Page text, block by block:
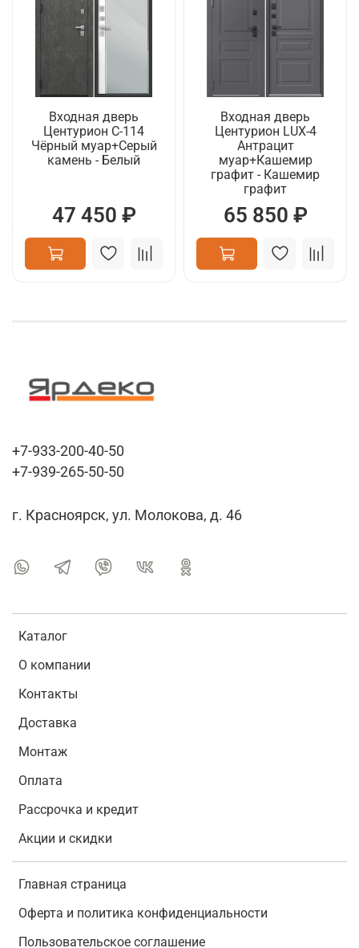
Входная дверь
Центурион C-114
Чёрный муар+Серый
камень - Белый
47 450 ₽
Входная дверь
Центурион LUX-4
Антрацит
муар+Кашемир
графит - Кашемир
графит
65 850 ₽
Каталог
О компании
Контакты
Доставка
Монтаж
Оплата
Рассрочка и кредит
Акции и скидки
Главная страница
Оферта и политика конфиденциальности
Пользовательское соглашение
+7-933-200-40-50
+7-939-265-50-50
г. Красноярск, ул. Молокова, д. 46